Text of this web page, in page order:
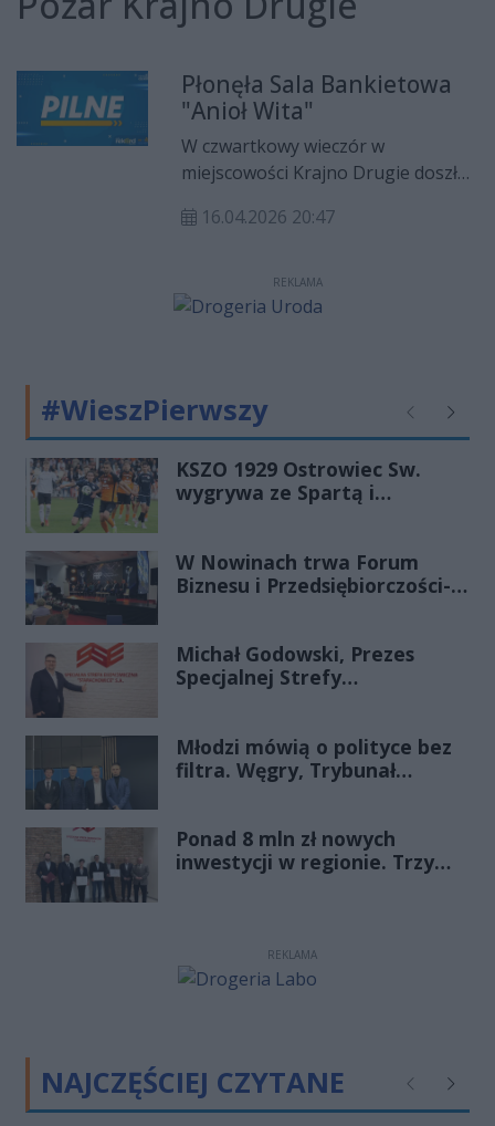
Płonęła Sala Bankietowa
"Anioł Wita"
W czwartkowy wieczór w
miejscowości Krajno Drugie doszło
bankietowej „Anioł Wita”. Dzięki
pożarnej ogień udało się opanować
w niespełna godzinę. Dwie osoby
16.04.2026 20:47
REKLAMA
#WieszPierwszy Poprzednie
KSZO 1929 Ostrowiec Sw.
wygrywa ze Spartą i
W Nowinach trwa Forum
Biznesu i Przedsiębiorczości-
Michał Godowski, Prezes
Specjalnej Strefy
Porannej Rozmowy Radia
Rekord Świętokrzyskie
Młodzi mówią o polityce bez
filtra. Węgry, Trybunał
zmienia zasady gry
Ponad 8 mln zł nowych
inwestycji w regionie. Trzy
REKLAMA
NAJCZĘŚCIEJ CZYTANE Poprzednie